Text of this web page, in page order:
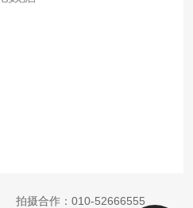
拍摄合作： 010-52666555